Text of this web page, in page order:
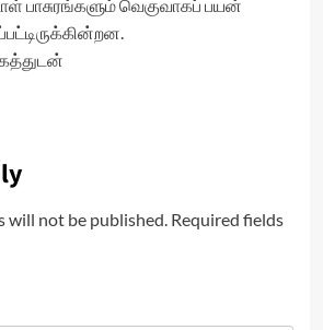
பாசுரங்களும் வெகுவாகப் பயன்
will not be published. Required fields